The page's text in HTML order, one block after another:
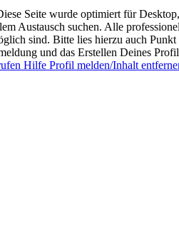
Seite wurde optimiert für
Austausch suchen. Alle
sind. Bitte lies hierzu auch Punkt
und das Erstellen Deines
Hilfe Profil melden/Inhalt